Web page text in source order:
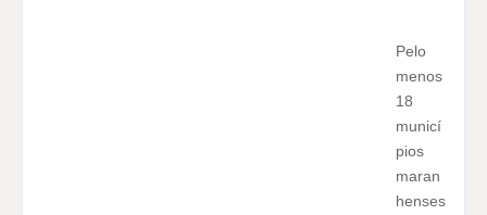
Pelo
menos
18
municí
pios
maran
henses